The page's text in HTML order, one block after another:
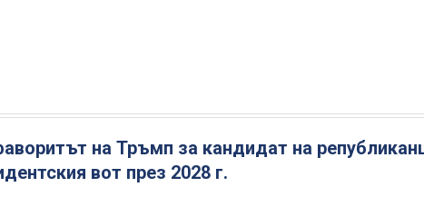
на Тръмп за кандидат на
вот през 2028 г.